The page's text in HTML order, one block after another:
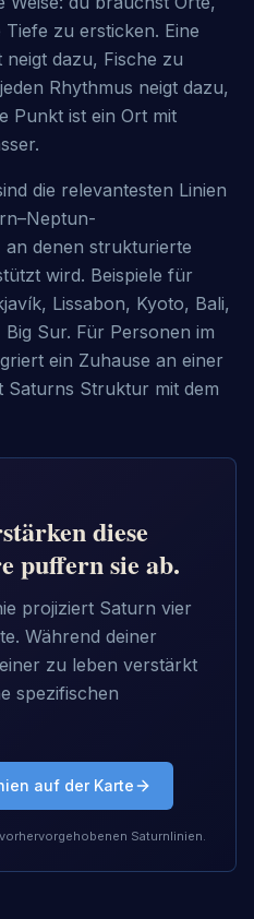
zu ersticken. Eine
dazu, Fische zu
Rhythmus neigt dazu,
Punkt ist ein Ort mit
die relevantesten Linien
denen strukturierte
wird. Beispiele für
Lissabon, Kyoto, Bali,
Sur. Für Personen im
ein Zuhause an einer
Saturns Struktur mit dem
diese
puffern sie ab.
projiziert Saturn vier
Während deiner
zu leben verstärkt
spezifischen
auf der Karte
Saturnlinien.